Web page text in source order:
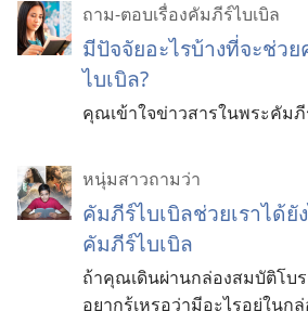
ถาม-ตอบเรื่องคัมภีร์ไบเบิล
มีปัจจัยอะไรบ้างที่จะช่ว
ไบเบิล?
คุณเข้าใจข่าวสารในพระคัมภี
หนุ่มสาวถามว่า
คัมภีร์ไบเบิลช่วยเราได้ยั
คัมภีร์ไบเบิล
ถ้าคุณเดินผ่าน​กล่องสมบัติโ
อยากรู้เหรอว่ามีอะไรอยู่ในก